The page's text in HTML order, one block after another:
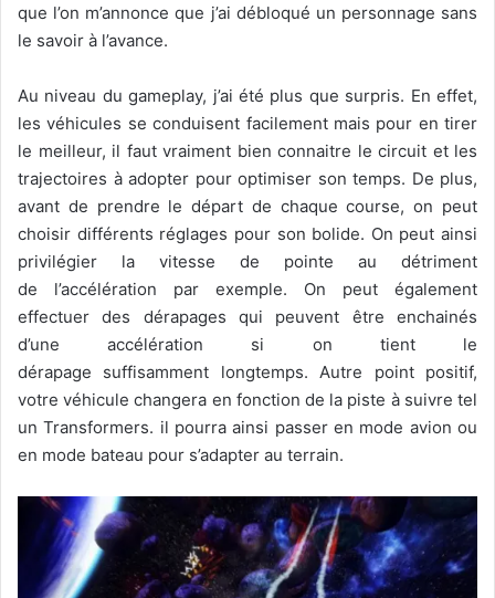
que l’on m’annonce que j’ai débloqué un personnage sans
le savoir à l’avance.
Au niveau du gameplay, j’ai été plus que surpris. En effet,
les véhicules se conduisent facilement mais pour en tirer
le meilleur, il faut vraiment bien connaitre le circuit et les
trajectoires à adopter pour optimiser son temps. De plus,
avant de prendre le départ de chaque course, on peut
choisir différents réglages pour son bolide. On peut ainsi
privilégier la vitesse de pointe au détriment
de l’accélération par exemple. On peut également
effectuer des dérapages qui peuvent être enchainés
d’une accélération si on tient le
dérapage suffisamment longtemps. Autre point positif,
votre véhicule changera en fonction de la piste à suivre tel
un Transformers. il pourra ainsi passer en mode avion ou
en mode bateau pour s’adapter au terrain.